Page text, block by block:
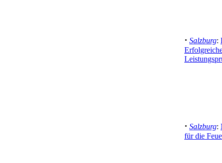
· Salzburg:
· Salzburg:
für die